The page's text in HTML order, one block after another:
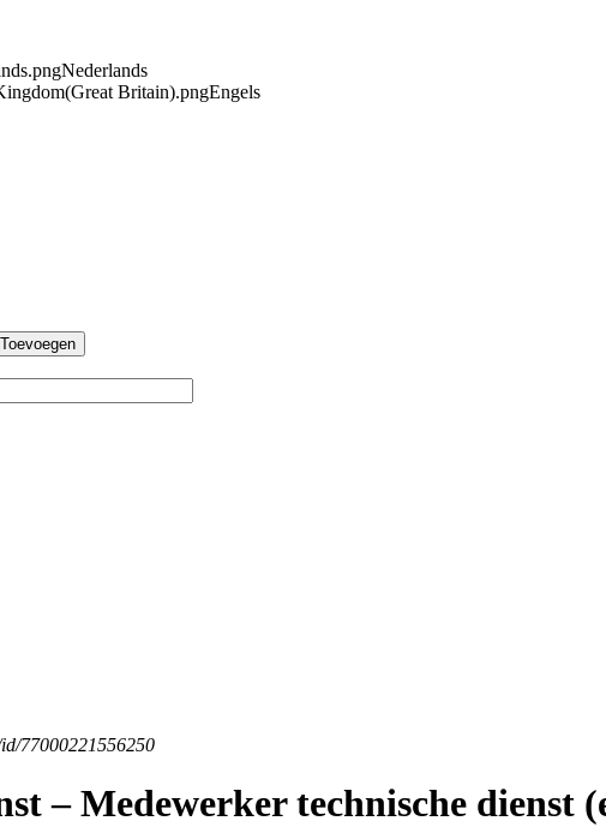
Nederlands
Engels
Toevoegen
– Medewerker technische dienst